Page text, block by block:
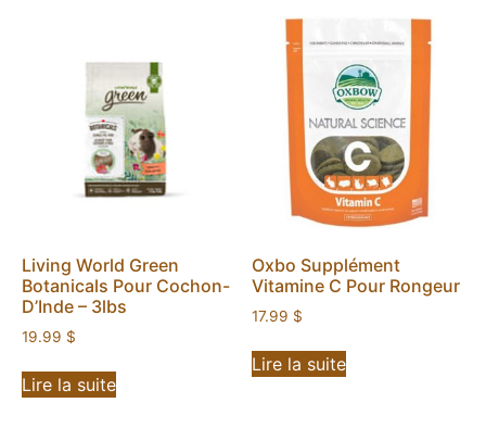
Living World Green
Botanicals Pour Cochon-
D’Inde – 3lbs
19.99 $
Lire la suite
Oxbo Supplément
Vitamine C Pour Rongeur
17.99 $
Lire la suite